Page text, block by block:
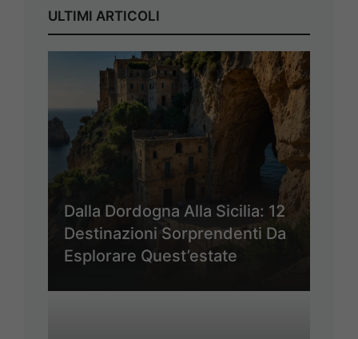
ULTIMI ARTICOLI
Dalla Dordogna Alla Sicilia: 12
Destinazioni Sorprendenti Da
Esplorare Quest’estate